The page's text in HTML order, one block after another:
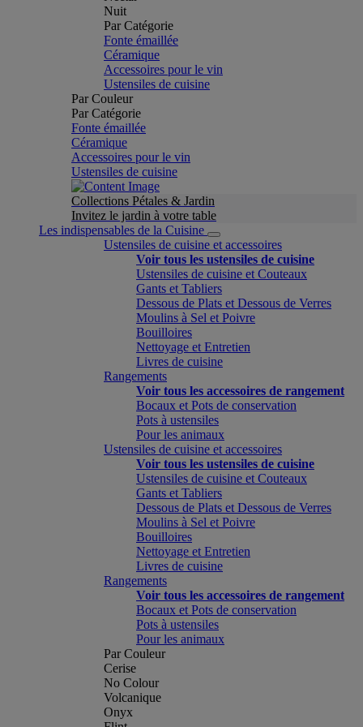
Nuit
Par Catégorie
Fonte émaillée
Céramique
Accessoires pour le vin
Ustensiles de cuisine
Par Couleur
Par Catégorie
Fonte émaillée
Céramique
Accessoires pour le vin
Ustensiles de cuisine
Collections Pétales & Jardin
Invitez le jardin à votre table
Les indispensables de la Cuisine
Ustensiles de cuisine et accessoires
Voir tous les ustensiles de cuisine
Ustensiles de cuisine et Couteaux
Gants et Tabliers
Dessous de Plats et Dessous de Verres
Moulins à Sel et Poivre
Bouilloires
Nettoyage et Entretien
Livres de cuisine
Rangements
Voir tous les accessoires de rangement
Bocaux et Pots de conservation
Pots à ustensiles
Pour les animaux
Ustensiles de cuisine et accessoires
Voir tous les ustensiles de cuisine
Ustensiles de cuisine et Couteaux
Gants et Tabliers
Dessous de Plats et Dessous de Verres
Moulins à Sel et Poivre
Bouilloires
Nettoyage et Entretien
Livres de cuisine
Rangements
Voir tous les accessoires de rangement
Bocaux et Pots de conservation
Pots à ustensiles
Pour les animaux
Par Couleur
Cerise
No Colour
Volcanique
Onyx